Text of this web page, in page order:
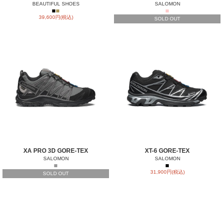
BEAUTIFUL SHOES
■■
39,600円(税込)
SALOMON
■
SOLD OUT
XA PRO 3D GORE-TEX
SALOMON
■
SOLD OUT
XT-6 GORE-TEX
SALOMON
■
31,900円(税込)